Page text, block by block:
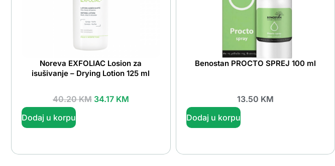
Noreva EXFOLIAC Losion za
isušivanje – Drying Lotion 125 ml
40.20KM 34.17 KM
Dodaj u korpu
Benostan PROCTO SPREJ 100 ml
13.50 KM
Dodaj u korpu